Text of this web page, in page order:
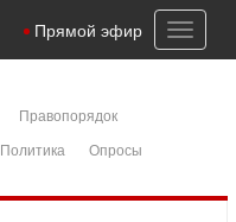
Toggle
Прямой эфир
Правопорядок
Политика
Опросы